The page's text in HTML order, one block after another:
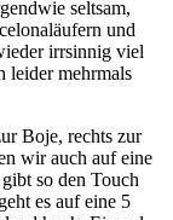
seltsam,
und
irrsinnig viel
leider mehrmals
Boje, rechts zur
wir auch auf eine
so den Touch
es auf eine 5